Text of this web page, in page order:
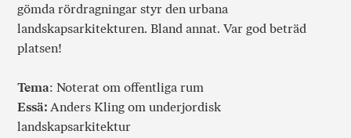
gömda rördragningar styr den urbana
landskapsarkitekturen. Bland annat. Var god beträd
platsen!
Tema: Noterat om offentliga rum
Essä: Anders Kling om underjordisk
landskapsarkitektur